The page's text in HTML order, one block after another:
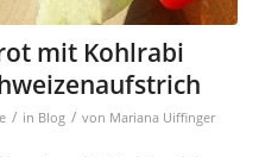
mit Kohlrabi
/ in Blog / von Mariana Uiffinger